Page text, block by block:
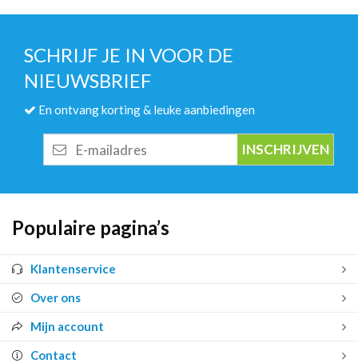
SCHRIJF JE IN VOOR DE
NIEUWSBRIEF
En ontvang korting & leuke aanbiedingen
mailadres
Populaire pagina’s
Klantenservice
Over ons
Mijn account
Contact